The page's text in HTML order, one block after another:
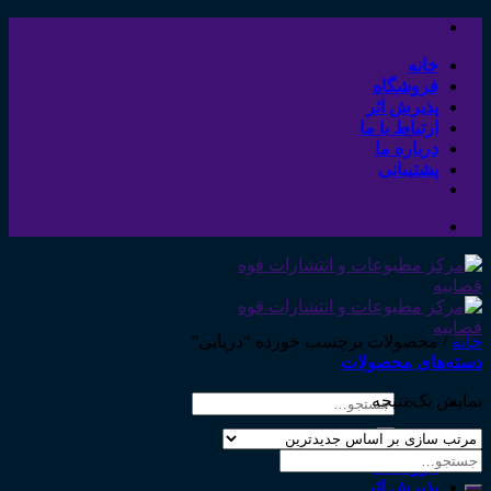
Skip
contentخانه
فروشگاه
پذیرش اثر
ارتباط با ما
درباره ما
پشتیبانی
جستجو
خانه
فروشگاه
پذیرش اثر
خانه /محصولات برچسب خورده “دریایی”
دسته‌های محصولات
نمایش یک نتیجه
جستجو